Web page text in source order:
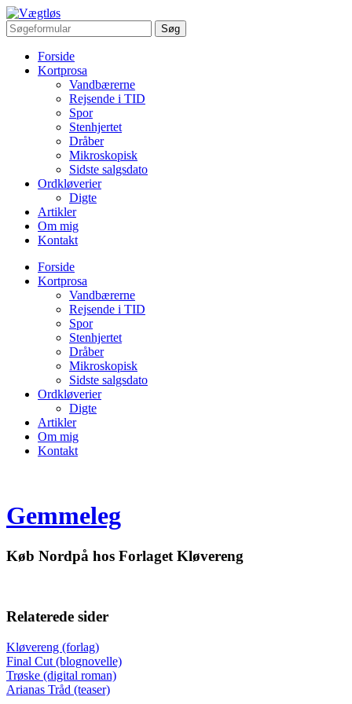
Forside
Kortprosa
Vandbærerne
Rejsende i TID
Spor
Stenhjertet
Dråber
Mikroskopisk
Sidste salgsdato
Ordkløverier
Digte
Artikler
Om mig
Kontakt
Forside
Kortprosa
Vandbærerne
Rejsende i TID
Spor
Stenhjertet
Dråber
Mikroskopisk
Sidste salgsdato
Ordkløverier
Digte
Artikler
Om mig
Kontakt
Gemmeleg
Køb Nordpå hos Forlaget Kløvereng
Relaterede sider
Kløvereng (forlag)
Final Cut (blognovelle)
Trøske (digital roman)
Arianas Tråd (teaser)